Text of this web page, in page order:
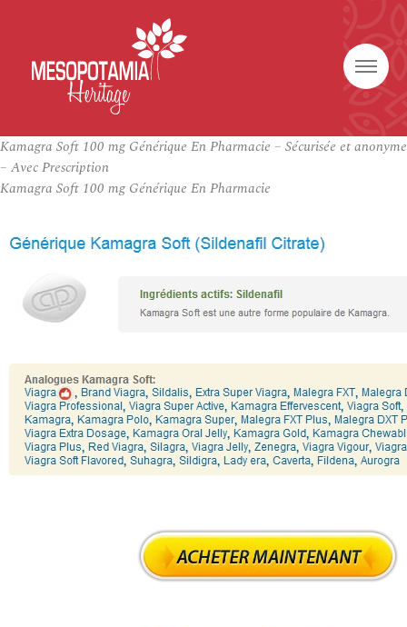
Kamagra Soft 100 mg Générique En Pharmacie – Sécurisée et anonyme
– Avec Prescription
Kamagra Soft 100 mg Générique En Pharmacie